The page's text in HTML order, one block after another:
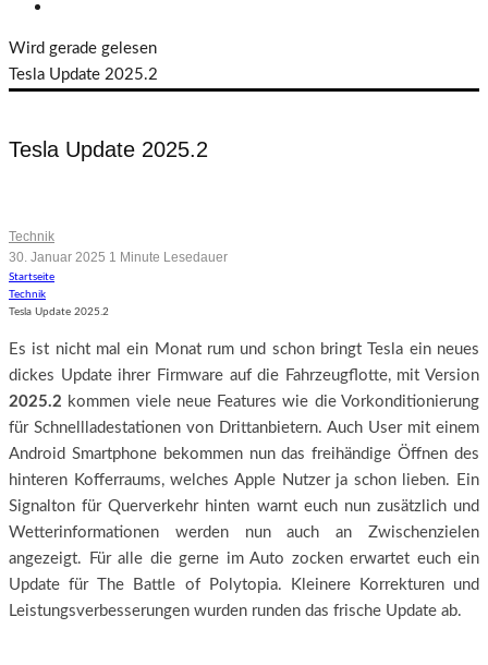
Wird gerade gelesen
Tesla Update 2025.2
Tesla Update 2025.2
Technik
30. Januar 2025 1 Minute Lesedauer
Startseite
Technik
Tesla Update 2025.2
Es ist nicht mal ein Monat rum und schon bringt Tesla ein neues
dickes Update ihrer Firmware auf die Fahrzeugflotte, mit Version
2025.2 kommen viele neue Features wie die Vorkonditionierung
für Schnellladestationen von Drittanbietern. Auch User mit einem
Android Smartphone bekommen nun das freihändige Öffnen des
hinteren Kofferraums, welches Apple Nutzer ja schon lieben. Ein
Signalton für Querverkehr hinten warnt euch nun zusätzlich und
Wetterinformationen werden nun auch an Zwischenzielen
angezeigt. Für alle die gerne im Auto zocken erwartet euch ein
Update für The Battle of Polytopia. Kleinere Korrekturen und
Leistungsverbesserungen wurden runden das frische Update ab.